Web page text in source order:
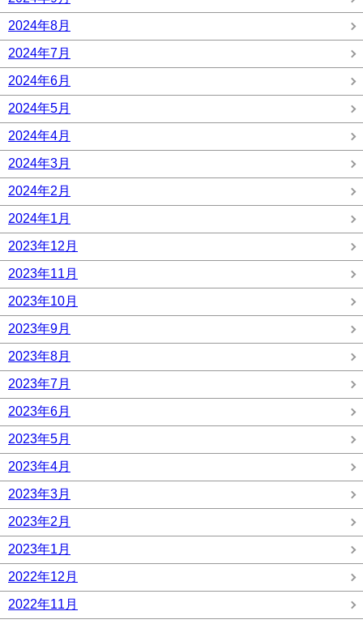
2024年8月
2024年7月
2024年6月
2024年5月
2024年4月
2024年3月
2024年2月
2024年1月
2023年12月
2023年11月
2023年10月
2023年9月
2023年8月
2023年7月
2023年6月
2023年5月
2023年4月
2023年3月
2023年2月
2023年1月
2022年12月
2022年11月